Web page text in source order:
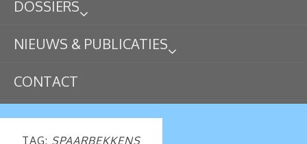
DOSSIERS
NIEUWS & PUBLICATIES
CONTACT
TAG: SPAARBEKKENS